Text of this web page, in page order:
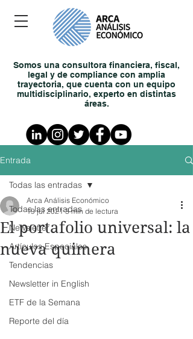
Somos una consultora financiera, fiscal,
legal y de compliance con amplia
trayectoria, que cuenta con un equipo
multidisciplinario, experto en distintas
áreas.
Entrada
Todas las entradas
Newsletter
Artículos Especiales
Tendencias
Newsletter in English
ETF de la Semana
Reporte del día
Todas las entradas
El portafolio universal: la
nueva quimera
Arca Análisis Económico
19 jul 2021 3 min de lectura